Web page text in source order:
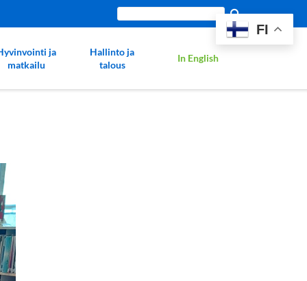
sivustolta:
ja
matkailu
Hallinto ja
talous
In English
FI